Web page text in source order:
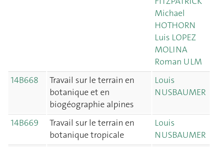
Michael
HOTHORN
Luis LOPEZ
MOLINA
Roman ULM
14B668
Travail sur le terrain en
botanique et en
biogéographie alpines
Louis
NUSBAUMER
14B669
Travail sur le terrain en
botanique tropicale
Louis
NUSBAUMER